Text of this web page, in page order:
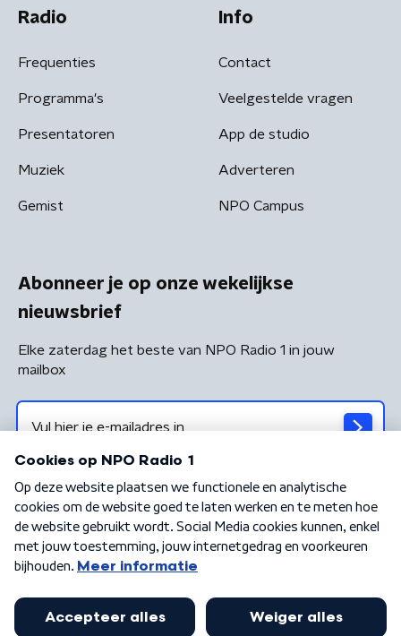
Radio
Frequenties
Programma's
Presentatoren
Muziek
Gemist
Info
Contact
Veelgestelde vragen
App de studio
Adverteren
NPO Campus
Abonneer je op onze wekelijkse
nieuwsbrief
Elke zaterdag het beste van NPO Radio 1 in jouw
mailbox
Algemene voorwaarden